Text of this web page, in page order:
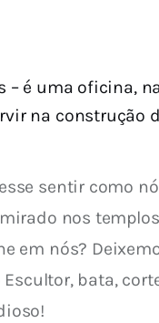
– é uma oficina,
na construção
sentir como
nos
em nós?
bata,